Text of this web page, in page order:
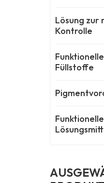
Lösung zur
Kontrolle
Füllstoffe